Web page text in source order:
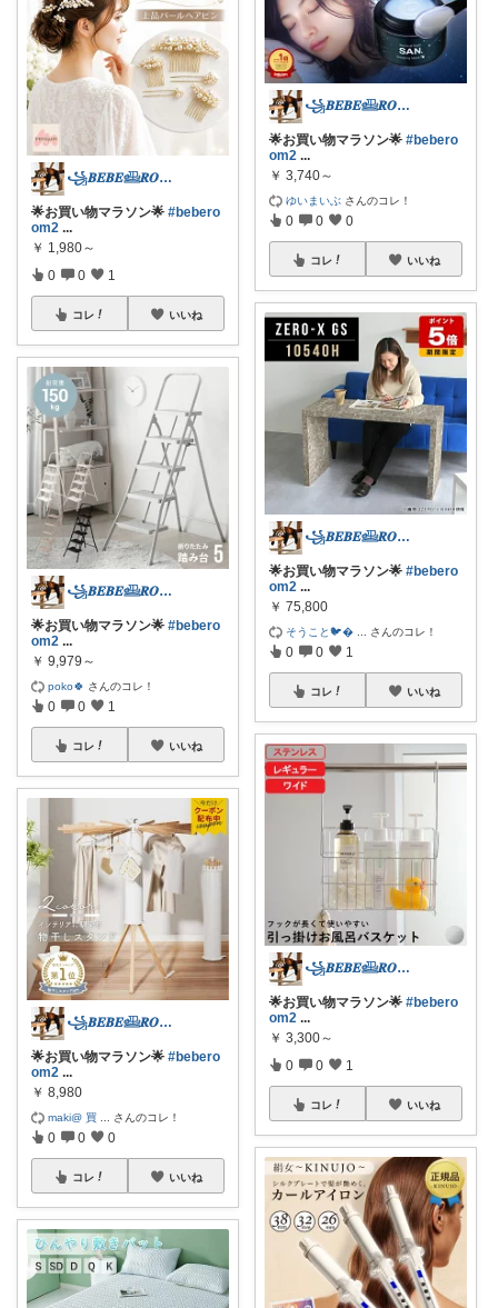
꧁𝑩𝑬𝑩𝑬𓊝𝑹𝑶𝑶𝑴꧂
🌟お買い物マラソン🌟 #bebero
om2 ...
￥ 1,980～
0 0 1
コレ いいね
꧁𝑩𝑬𝑩𝑬𓊝𝑹𝑶𝑶𝑴꧂
🌟お買い物マラソン🌟 #bebero
om2 ...
￥ 9,979～
poko🍀 さんのコレ！
0 0 1
コレ いいね
꧁𝑩𝑬𝑩𝑬𓊝𝑹𝑶𝑶𝑴꧂
🌟お買い物マラソン🌟 #bebero
om2 ...
￥ 8,980
maki@ 買 さんのコレ！
0 0 0
コレ いいね
꧁𝑩𝑬𝑩𝑬𓊝𝑹𝑶𝑶𝑴꧂
🌟お買い物マラソン🌟 #bebero
om2 ...
￥ 3,740～
ゆいまいぶ さんのコレ！
0 0 0
コレ いいね
꧁𝑩𝑬𝑩𝑬𓊝𝑹𝑶𝑶𝑴꧂
🌟お買い物マラソン🌟 #bebero
om2 ...
￥ 75,800
そうこと🐦 さんのコレ！
0 0 1
コレ いいね
꧁𝑩𝑬𝑩𝑬𓊝𝑹𝑶𝑶𝑴꧂
🌟お買い物マラソン🌟 #bebero
om2 ...
￥ 3,300～
0 0 1
コレ いいね